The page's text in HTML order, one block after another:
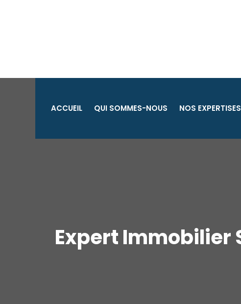
contenu
ACCUEIL QUI SOMMES-NOUS NOS EXPERTISES
Expert